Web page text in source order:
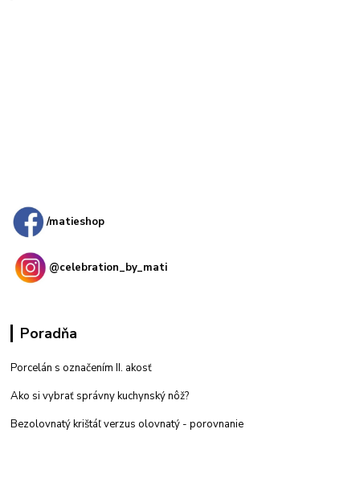
/matieshop
@celebration_by_mati
Poradňa
Porcelán s označením II. akosť
Ako si vybrať správny kuchynský nôž?
Bezolovnatý krištáľ verzus olovnatý - porovnanie